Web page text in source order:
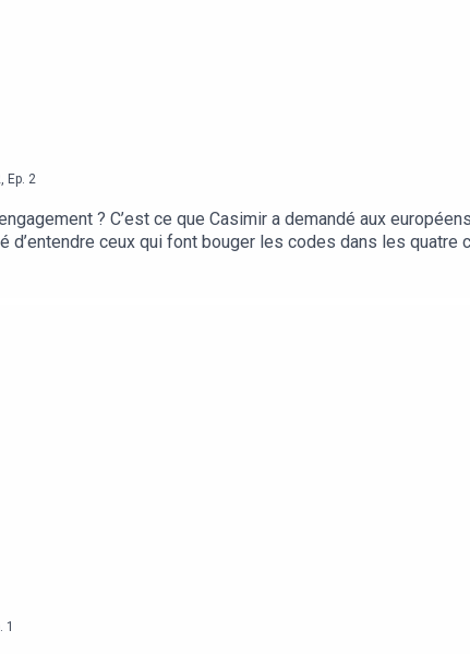
Kirilowits.
Ep. 2
? C’est ce que Casimir a demandé aux
ceux qui font bouger les codes dans les quatre
pays.
1